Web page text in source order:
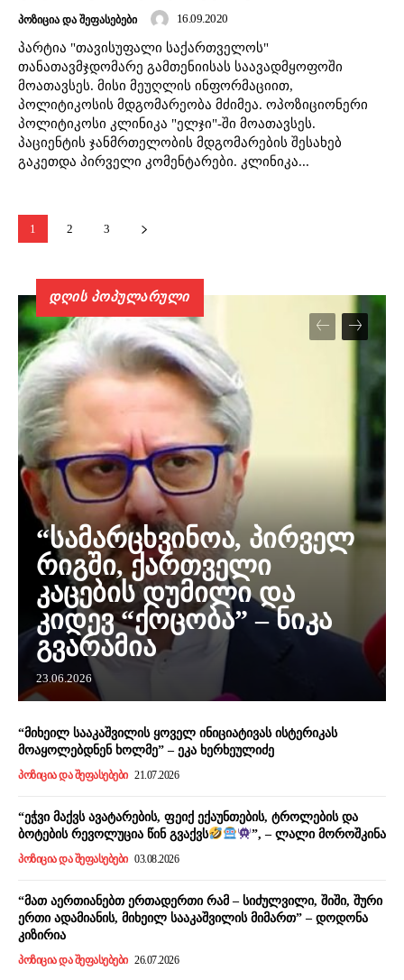
ᲞᲝᲖᲘᲪᲘᲐ ᲓᲐ ᲨᲔᲤᲐᲡᲔᲑᲔᲑᲘ 16.09.2020
პარტია "თავისუფალი საქართველოს"
თანათავმჯდომარე გამთენიისას საავადმყოფოში
მოათავსეს. მისი მეუღლის ინფორმაციით,
პოლიტიკოსის მდგომარეობა მძიმეა. ოპოზიციონერი
პოლიტიკოსი კლინიკა "ელჯი"-ში მოათავსეს.
პაციენტის ჯანმრთელობის მდგომარების შესახებ
გაკეთდა პირველი კომენტარები. კლინიკა...
1 2 3
დღის პოპულარული
“სამარცხვინოა, პირველ
რიგში, ქართველი
კაცების დუმილი და
კიდევ “ქოცობა” – ნიკა
გვარამია
23.06.2026
“მიხეილ სააკაშვილის ყოველ ინიციატივას ისტერიკას
მოაყოლებდნენ ხოლმე” – ეკა ხერხეულიძე
ᲞᲝᲖᲘᲪᲘᲐ ᲓᲐ ᲨᲔᲤᲐᲡᲔᲑᲔᲑᲘ 21.07.2026
“ეჭვი მაქვს ავატარების, ფეიქ ექაუნთების, ტროლების და
ბოტების რევოლუცია წინ გვაქვს
”, – ლალი მოროშკინა
ᲞᲝᲖᲘᲪᲘᲐ ᲓᲐ ᲨᲔᲤᲐᲡᲔᲑᲔᲑᲘ 03.08.2026
“მათ აერთიანებთ ერთადერთი რამ – სიძულვილი, შიში, შური
ერთი ადამიანის, მიხეილ სააკაშვილის მიმართ” – დოდონა
კიზირია
ᲞᲝᲖᲘᲪᲘᲐ ᲓᲐ ᲨᲔᲤᲐᲡᲔᲑᲔᲑᲘ 26.07.2026